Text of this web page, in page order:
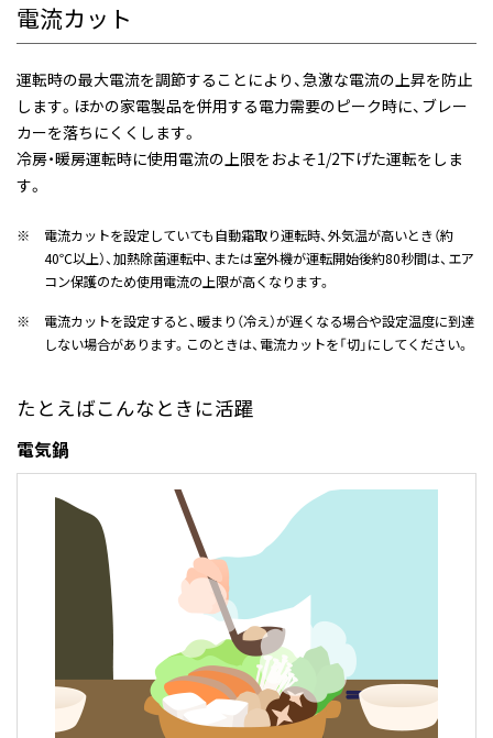
電流カット
運転時の最大電流を調節することにより、急激な電流の上昇を防止
します。ほかの家電製品を併用する電力需要のピーク時に、ブレー
カーを落ちにくくします。
冷房・暖房運転時に使用電流の上限をおよそ1/2下げた運転をしま
す。
※
電流カットを設定していても自動霜取り運転時、外気温が高いとき（約
40℃以上）、加熱除菌運転中、または室外機が運転開始後約80秒間は、エア
コン保護のため使用電流の上限が高くなります。
※
電流カットを設定すると、暖まり（冷え）が遅くなる場合や設定温度に到達
しない場合があります。このときは、電流カットを「切」にしてください。
たとえばこんなときに活躍
電気鍋